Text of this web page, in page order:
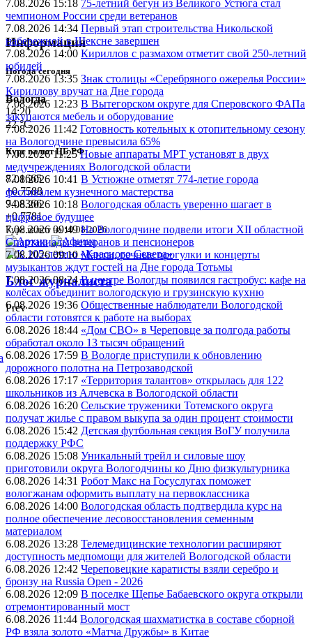
7.08.2026 15:18 75-летний бегун из Великого Устюга стал
чемпионом России среди ветеранов
7.08.2026 14:34 Первый этап строительства Никольской
набережной в Шексне завершен
7.08.2026 14:00 Кириллов с размахом отметит свой 250-летний
юбилей
7.08.2026 13:35 Знак столицы «Серебряного ожерелья России»
Кириллову вручат на Дне города
7.08.2026 12:23 В Вытегорском округе для Сперовского ФАПа
закупаются мебель и оборудование
7.08.2026 11:42 Готовность котельных к отопительному сезону
на Вологодчине превысила 65%
7.08.2026 11:25 Новые аппараты МРТ установят в двух
медучреждениях Вологодской области
7.08.2026 10:41 В Устюжне отметят 774-летие города
фестивалем кузнечного мастерства
7.08.2026 10:18 Вологодская область уверенно шагает в
цифровое будущее
7.08.2026 09:49 На Вологодчине подвели итоги XII областной
Спартакиады ветеранов и пенсионеров
7.08.2026 09:10 Манты, речные прогулки и концерты
музыкантов ждут гостей на Дне города Тотьмы
7.08.2026 08:24 В центре Вологды появился гастробус: кафе на
колёсах объединит вологодскую и грузинскую кухню
6.08.2026 19:36 Общественные наблюдатели Вологодской
области готовятся к работе на выборах
6.08.2026 18:44 «Дом СВО» в Череповце за полгода работы
обработал около 13 тысяч обращений
6.08.2026 17:59 В Вологде приступили к обновлению
дорожного полотна на Петрозаводской
6.08.2026 17:17 «Территория талантов» открылась для 122
школьников из Алчевска в Вологодской области
6.08.2026 16:20 Сельские труженики Тотемского округа
получат жилье с правом выкупа за один процент стоимости
6.08.2026 15:42 Детская футбольная секция ВоГУ получила
поддержку РФС
6.08.2026 15:08 Уникальный трейл и силовые шоу
приготовили округа Вологодчины ко Дню физкультурника
6.08.2026 14:31 Робот Макс на Госуслугах поможет
вологжанам оформить выплату на первоклассника
6.08.2026 14:00 Вологодская область подтвердила курс на
полное обеспечение лесовосстановления семенным
материалом
6.08.2026 13:28 Телемедицинские технологии расширяют
доступность медпомощи для жителей Вологодской области
6.08.2026 12:42 Череповецкие каратисты взяли серебро и
бронзу на Russia Open - 2026
6.08.2026 12:09 В поселке Щепье Бабаевского округа открыли
отремонтированный мост
6.08.2026 11:44 Вологодская шахматистка в составе сборной
РФ взяла золото «Матча Дружбы» в Китае
Информация
Погода сегодня
Вологда
14:20
22 °C
Курс валют ЦБ РФ
82.1665
+0.7588
94.8366
+0.7781
Курс валют на 10.08.2026
Блог журналиста
Prev